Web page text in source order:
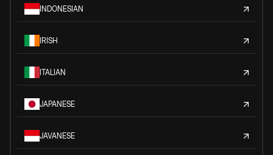
INDONESIAN
IRISH
ITALIAN
JAPANESE
JAVANESE